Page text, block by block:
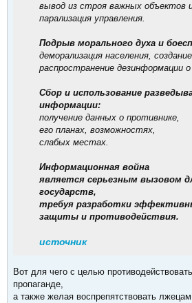
вывод из строя важных объектов
парализация управления.
Подрыв морального духа и
деморализация населения,
распространение дезинформации
Сбор и использование
информации:
получение данных о противнике,
его планах, возможностях,
слабых местах.
Информационная война
является серьезным вызовом
государств,
требуя разработки
защиты и противодействия.
источник
Вот для чего с целью
пропаганде,
а также желая воспрепятствовать